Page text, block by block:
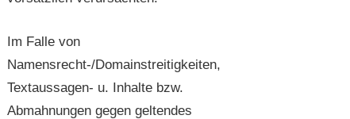
Im Falle von
Namensrecht-/Domainstreitigkeiten,
Textaussagen- u. Inhalte bzw.
Abmahnungen gegen geltendes